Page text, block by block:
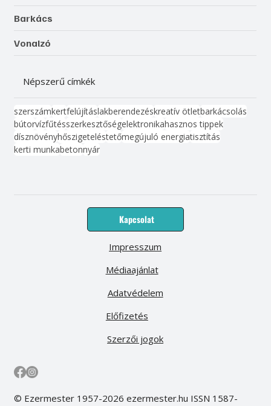
Barkács
Vonalzó
Népszerű címkék
szerszámkertfelújításlakberendezéskreatív ötletbarkácsolás
bútorvízfűtésszerkesztőségelektronikahasznos tippek
dísznövényhőszigeteléstetőmegújuló energiatisztítás
kerti munkabetonnyár
Kapcsolat
Médiaajánlat
Előfizetés
Impresszum
Adatvédelem
Szerzői jogok
© Ezermester 1957-2026 ezermester.hu ISSN 1587-